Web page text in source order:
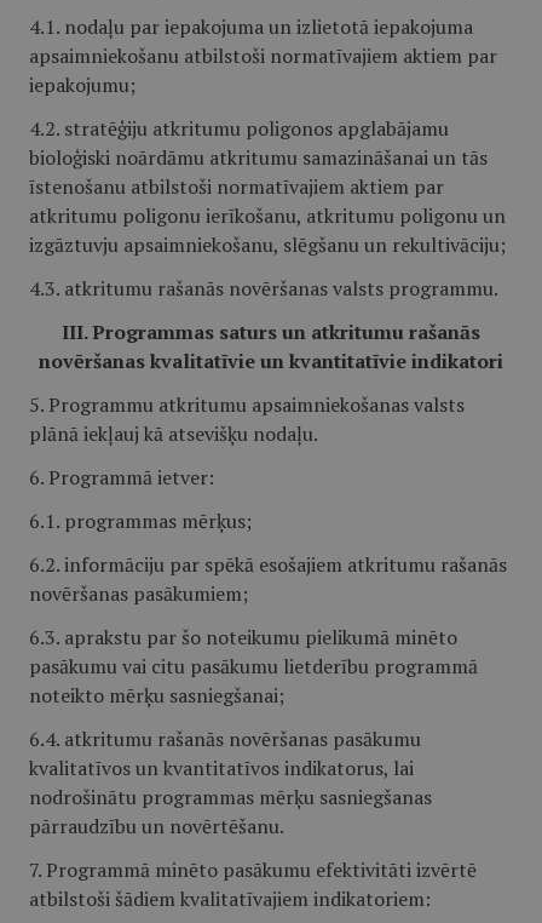
4.1. nodaļu par iepakojuma un izlietotā iepakojuma
apsaimniekošanu atbilstoši normatīvajiem aktiem par
iepakojumu;
4.2. stratēģiju atkritumu poligonos apglabājamu
bioloģiski noārdāmu atkritumu samazināšanai un tās
īstenošanu atbilstoši normatīvajiem aktiem par
atkritumu poligonu ierīkošanu, atkritumu poligonu un
izgāztuvju apsaimniekošanu, slēgšanu un rekultivāciju;
4.3. atkritumu rašanās novēršanas valsts programmu.
III. Programmas saturs un atkritumu rašanās
novēršanas kvalitatīvie un kvantitatīvie indikatori
5. Programmu atkritumu apsaimniekošanas valsts
plānā iekļauj kā atsevišķu nodaļu.
6. Programmā ietver:
6.1. programmas mērķus;
6.2. informāciju par spēkā esošajiem atkritumu rašanās
novēršanas pasākumiem;
6.3. aprakstu par šo noteikumu pielikumā minēto
pasākumu vai citu pasākumu lietderību programmā
noteikto mērķu sasniegšanai;
6.4. atkritumu rašanās novēršanas pasākumu
kvalitatīvos un kvantitatīvos indikatorus, lai
nodrošinātu programmas mērķu sasniegšanas
pārraudzību un novērtēšanu.
7. Programmā minēto pasākumu efektivitāti izvērtē
atbilstoši šādiem kvalitatīvajiem indikatoriem: